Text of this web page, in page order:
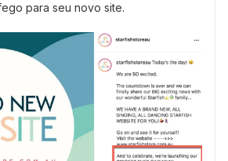
para seu novo site.